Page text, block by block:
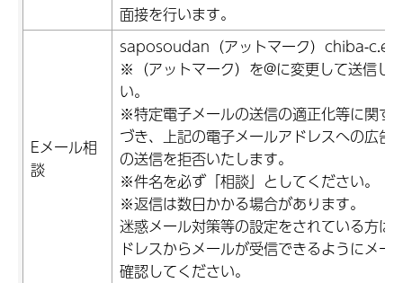
面接を行います。
Eメール相
談
saposoudan（アットマーク）chiba-
※（アットマーク）を@に変更して送信し
い。
※特定電子メールの送信の適正化等に関す
づき、上記の電子メールアドレスへの広告
の送信を拒否いたします。
※件名を必ず「相談」としてください。
※返信は数日かかる場合があります。
迷惑メール対策等の設定をされている方は
ドレスからメールが受信できるようにメー
確認してください。